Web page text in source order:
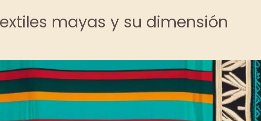
mayas y su dimensión